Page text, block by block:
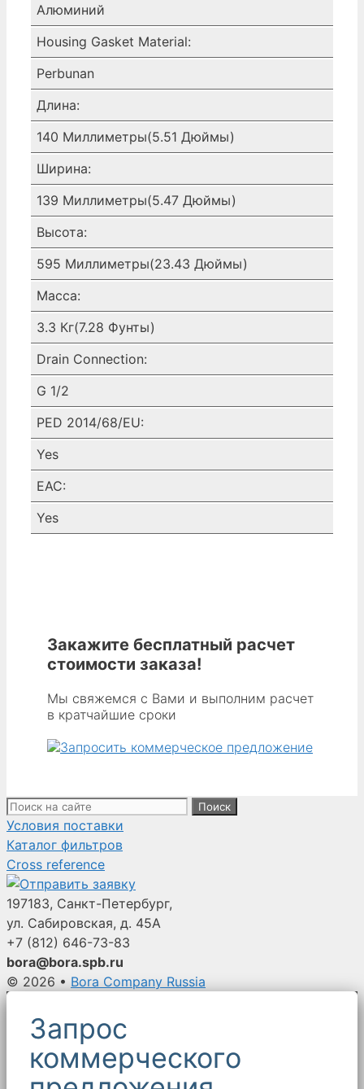
Алюминий
Housing Gasket Material:
Perbunan
Длина:
140 Миллиметры(5.51 Дюймы)
Ширина:
139 Миллиметры(5.47 Дюймы)
Высота:
595 Миллиметры(23.43 Дюймы)
Масса:
3.3 Кг(7.28 Фунты)
Drain Connection:
G 1/2
PED 2014/68/EU:
Yes
EAC:
Yes
Закажите бесплатный расчет
стоимости заказа!
Мы свяжемся с Вами и выполним расчет
в кратчайшие сроки
Поиск:
Условия поставки
Каталог фильтров
Cross reference
197183, Санкт-Петербург,
ул. Сабировская, д. 45А
+7 (812) 646-73-83
bora@bora.spb.ru
© 2026 • Bora Company Russia
Запрос
коммерческого